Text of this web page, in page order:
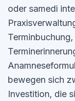
oder samedi
bewegen sich
Investition, die